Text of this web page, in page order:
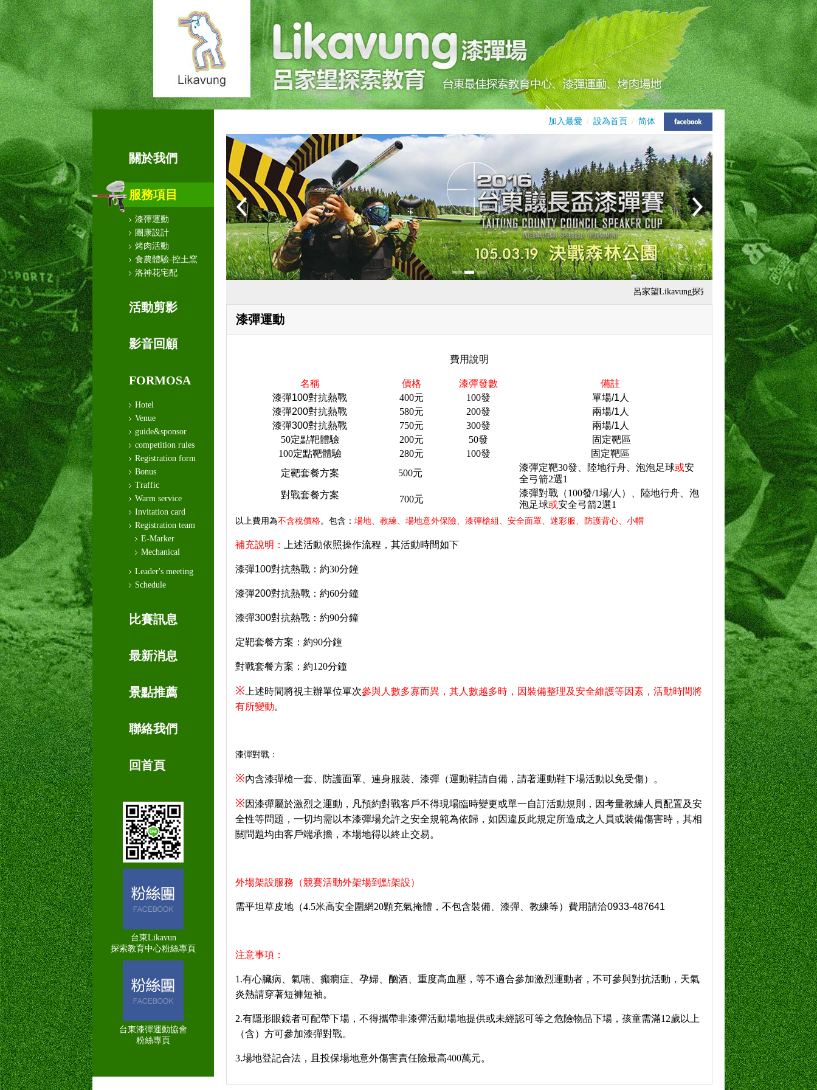
關於我們
服務項目
漆彈運動
團康設計
烤肉活動
食農體驗-控土窯
洛神花宅配
活動剪影
影音回顧
FORMOSA
Hotel
Venue
guide&sponsor
competition rules
Registration form
Bonus
Traffic
Warm service
Invitation card
Registration team
E-Marker
Mechanical
Leader's meeting
Schedule
比賽訊息
最新消息
景點推薦
聯絡我們
回首頁
台東Likavun
探索教育中心粉絲專頁
台東漆彈運動協會
粉絲專頁
加入最愛 / 設為首頁 / 简体
呂家望Likavung探索教育中心為台東縣市最佳漆
漆彈運動
費用說明
名稱 價格 漆彈發數
備註
漆彈100對抗熱戰 400元 100發 單場/1 人
漆彈200對抗熱戰 580元 200發 兩場/1 人
漆彈300對抗熱戰 750元 300發 兩場/1 人
50定點靶體驗 200元 50發
固定靶區
100定點靶體驗 280元 100發
固定靶區
定靶套餐方案
500元
漆彈定靶30發、陸地行舟、泡泡足球或安
全弓箭2選1
對戰套餐方案
700元
漆彈對戰（100發/1場/人）、陸地行舟、泡
泡足球或安全弓箭2選1
以上費用為不含稅價格。包含： 場地、教練、場地意外保險、漆彈槍組、安全面罩、迷彩服、防護背心、小帽
補充說明： 上述活動依照操作流程，其活動時間如下
漆彈100對抗熱戰：約30分鐘
漆彈200對抗熱戰 ：約60分鐘
漆彈300對抗熱戰：約90分鐘
定靶套餐方案：約90分鐘
對戰套餐方案：約120分鐘
※ 上述時間將視主辦單位單次參與人數多寡而異，其人數越多時，因裝備整理及安全維護等因素，活動時間將
有所變動。
漆彈對戰：
※內含漆彈槍一套、防護面罩、連身服裝、漆彈（運動鞋請自備，請著運動鞋下場活動以免受傷）。
※因漆彈屬於激烈之運動，凡預約對戰客戶不得現場臨時變更或單一自訂活動規則，因考量教練人員配置及安
全性等問題，一切均需以本漆彈場允許之安全規範為依歸，如因違反此規定所造成之人員或裝備傷害時，其相
關問題均由客戶端承擔，本場地得以終止交易。
外場架設服務（競賽活動外架場到點架設）
需平坦草皮地（4.5米高安全圍網20顆充氣掩體，不包含裝備、漆彈、教練等）費用請洽0933-487641
注意事項：
1.有心臟病、氣喘、癲癇症、孕婦、酗酒、重度高血壓，等不適合參加激烈運動者，不可參與對抗活動，天氣
炎熱請穿著短褲短袖。
2.有隱形眼鏡者可配帶下場，不得攜帶非漆彈活動場地提供或未經認可等之危險物品下場，孩童需滿12歲以上
（含）方可參加漆彈對戰。
3.場地登記合法，且投保場地意外傷害責任險最高400萬元。